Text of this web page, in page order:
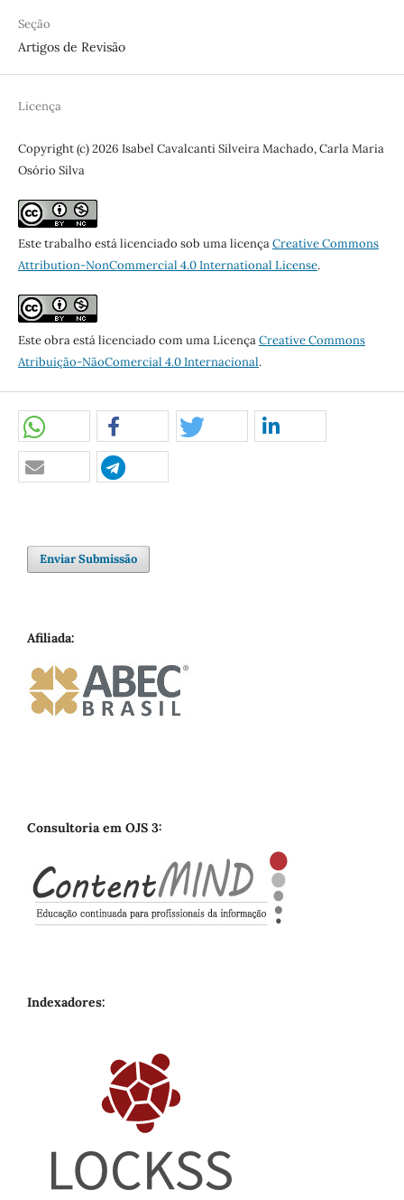
Seção
Artigos de Revisão
Licença
Copyright (c) 2026 Isabel Cavalcanti Silveira Machado, Carla Maria
Osório Silva
Este trabalho está licenciado sob uma licençaCreative Commons
Attribution-NonCommercial 4.0 International License.
Este obra está licenciado com uma LicençaCreative Commons
Atribuição-NãoComercial 4.0 Internacional.
Enviar Submissão
Afiliada:
Consultoria em OJS 3:
Indexadores: